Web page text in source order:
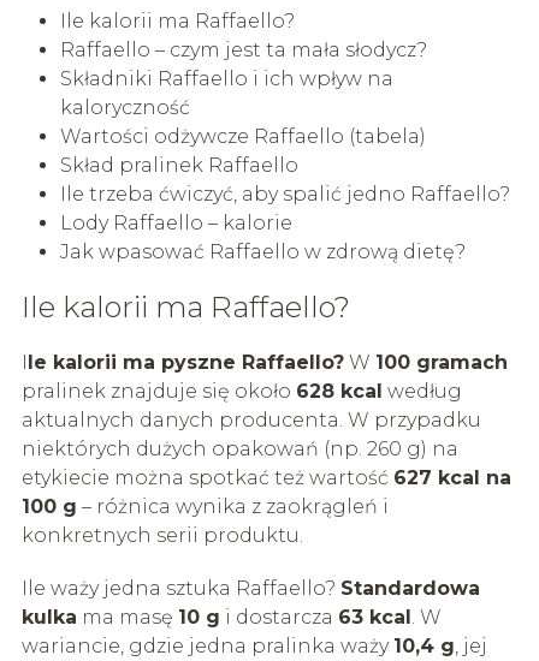
Ile kalorii ma Raffaello?
Raffaello – czym jest ta mała słodycz?
Składniki Raffaello i ich wpływ na
kaloryczność
Wartości odżywcze Raffaello (tabela)
Skład pralinek Raffaello
Ile trzeba ćwiczyć, aby spalić jedno Raffaello?
Lody Raffaello – kalorie
Jak wpasować Raffaello w zdrową dietę?
Ile kalorii ma Raffaello?
Ile kalorii ma pyszne Raffaello?W 100 gramach
pralinek znajduje się około 628 kcal według
aktualnych danych producenta. W przypadku
niektórych dużych opakowań (np. 260 g) na
etykiecie można spotkać też wartość 627 kcal na
100 g – różnica wynika z zaokrągleń i
konkretnych serii produktu.
Ile waży jedna sztuka Raffaello? Standardowa
kulka ma masę 10 g i dostarcza 63 kcal. W
wariancie, gdzie jedna pralinka waży 10,4 g, jej